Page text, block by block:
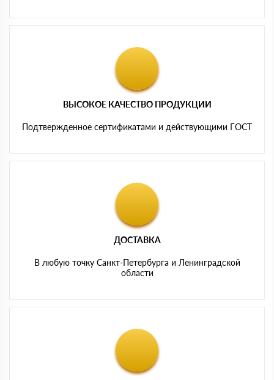
ВЫСОКОЕ КАЧЕСТВО ПРОДУКЦИИ
Подтвержденное сертификатами и действующими ГОСТ
ДОСТАВКА
В любую точку Санкт-Петербурга и Ленинградской
области